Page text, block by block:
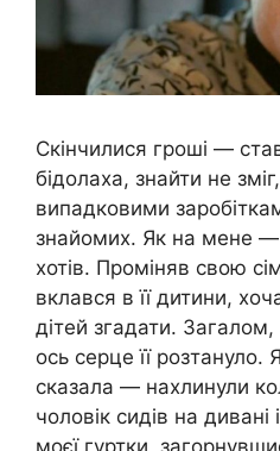
Скінчилися гроші —
бідолаха, знайти не
випадковими
знайомих. Як на мене
хотів. Проміняв свою
вклався в її дитини,
дітей згадати.
ось серце її розтануло.
сказала — нахлинули
чоловік сидів на дивані
моєї гуртки,